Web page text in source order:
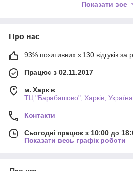
пластикових пакетів, роблячи ваш
Показати все
Про нас
93% позитивних з 130 відгуків за
Працює з 02.11.2017
м. Харків
ТЦ "Барабашово", Харків, Україна
Контакти
Сьогодні працює з 10:00 до
Показати весь графік роботи